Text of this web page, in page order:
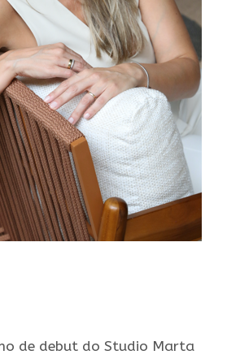
de debut do Studio Marta